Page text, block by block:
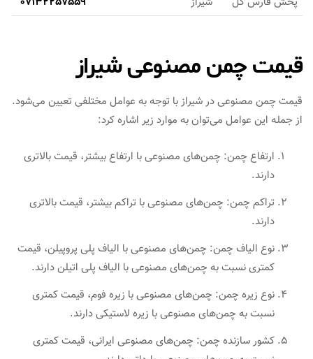
قیمت چمن مصنوعی شیراز
قیمت چمن مصنوعی در شیراز با توجه به عوامل مختلفی تعیین می‌شود.
از جمله این عوامل می‌توان به موارد زیر اشاره کرد:
ارتفاع چمن: چمن‌های مصنوعی با ارتفاع بیشتر، قیمت بالاتری
دارند.
تراکم چمن: چمن‌های مصنوعی با تراکم بیشتر، قیمت بالاتری
دارند.
نوع الیاف چمن: چمن‌های مصنوعی با الیاف پلی پروپیلن، قیمت
کمتری نسبت به چمن‌های مصنوعی با الیاف پلی اتیلن دارند.
نوع زیره چمن: چمن‌های مصنوعی با زیره فوم، قیمت کمتری
نسبت به چمن‌های مصنوعی با زیره لاستیکی دارند.
کشور سازنده چمن: چمن‌های مصنوعی ایرانی، قیمت کمتری